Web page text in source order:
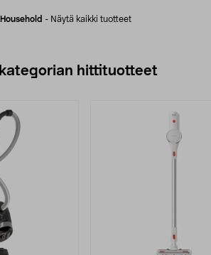
- Näytä kaikki tuotteet
hittituotteet